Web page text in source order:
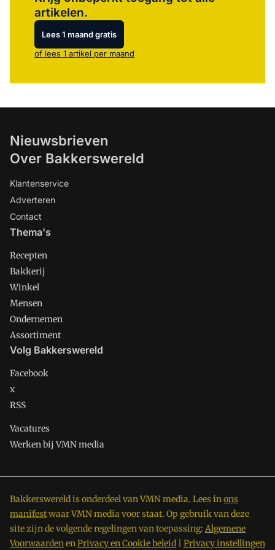
artikelen.
Lees 1 maand gratis
of lees 1 artikel per maand
Nieuwsbrieven
Over Bakkerswereld
Klantenservice
Adverteren
Contact
Thema's
Recepten
Bakkerij
Winkel
Mensen
Ondernemen
Assortiment
Volg Bakkerswereld
Facebook
x
RSS
Vacatures
Werken bij VMN media
Bakkerswereld is onderdeel van VMN media. Lees inons
manifestwaar VMN media voor staat. Op gebruik van deze
site zijn de volgende regelingen van toepassing: Algemene
VoorwaardenenPrivacy en Cookie beleid Privacy instellingen